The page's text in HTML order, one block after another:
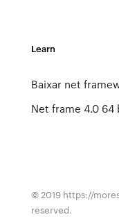
Learn
Baixar net
Net frame 4.0 64
© 2019 https://
reserved.